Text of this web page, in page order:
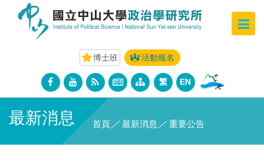
博士班 活動報名
繁 EN
最新消息 首頁 ／ 最新消息 ／ 重要公告